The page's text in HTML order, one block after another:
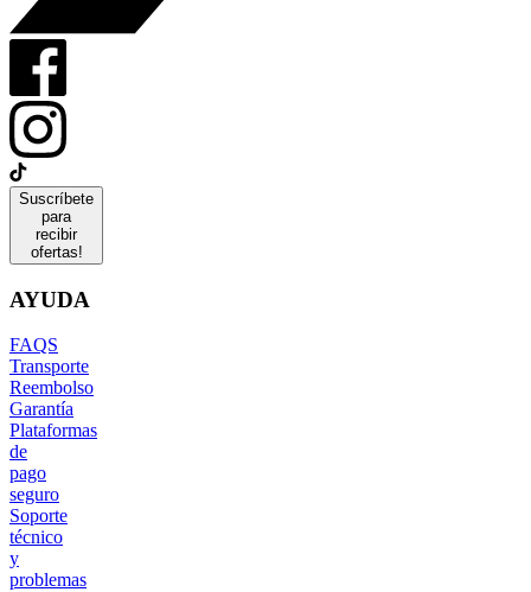
Suscríbete
para
recibir
ofertas!
AYUDA
FAQS
Transporte
Reembolso
Garantía
Plataformas
de
pago
seguro
Soporte
técnico
y
problemas